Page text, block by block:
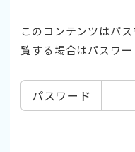
このコンテンツはパ
覧する場合はパスワー
パスワード